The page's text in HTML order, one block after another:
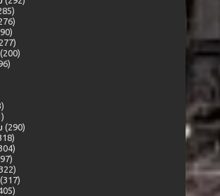
(200)
(290)
(317)